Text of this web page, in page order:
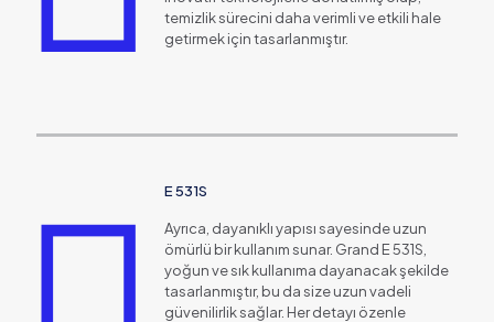
temizlik sürecini daha verimli ve etkili hale
getirmek için tasarlanmıştır.
E 531S
Ayrıca, dayanıklı yapısı sayesinde uzun
ömürlü bir kullanım sunar. Grand E 531S,
yoğun ve sık kullanıma dayanacak şekilde
tasarlanmıştır, bu da size uzun vadeli
güvenilirlik sağlar. Her detayı özenle